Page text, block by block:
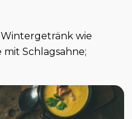
wie
Schlagsahne;